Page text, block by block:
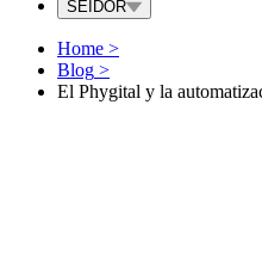
SEIDOR
Home >
Blog >
El Phygital y la